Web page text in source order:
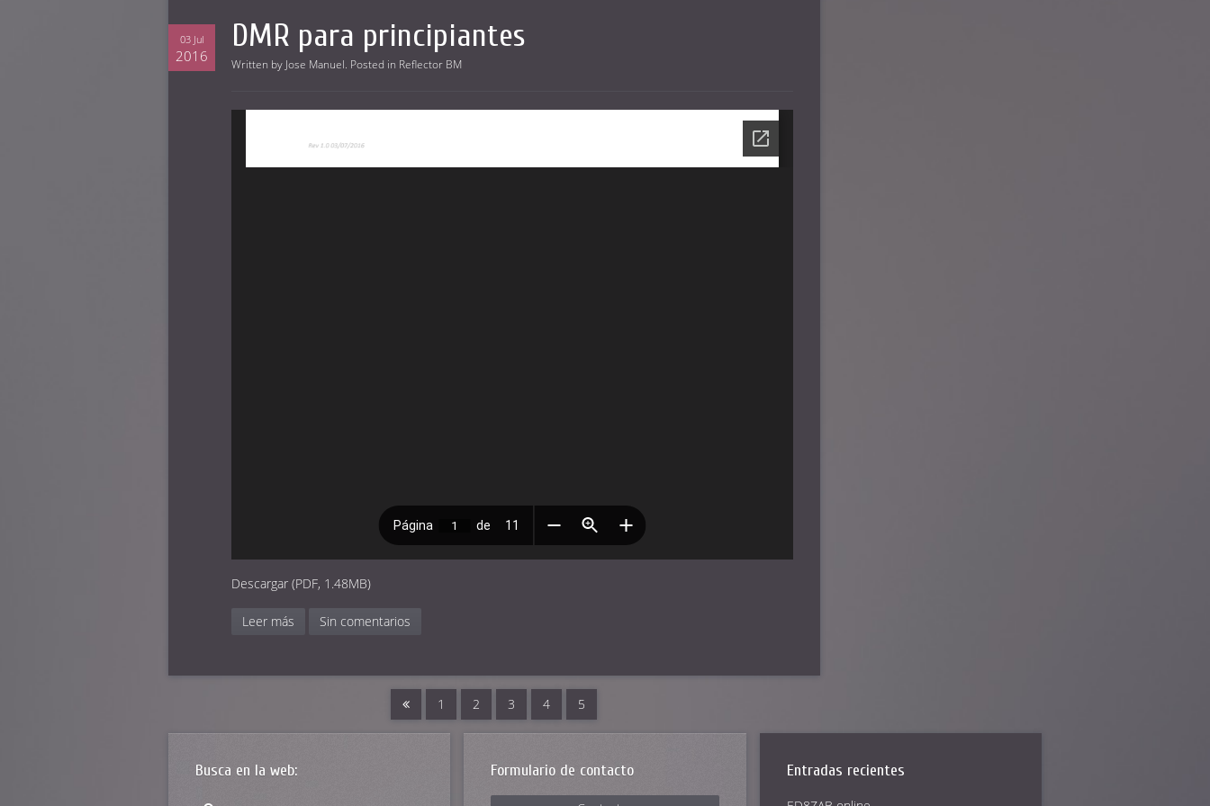
03 Jul
2016
DMR para principiantes
Written by Jose Manuel. Posted in Reflector BM
Descargar (PDF, 1.48MB)
Leer más Sin comentarios
1 2 3 4 5
Busca en la web: Formulario de contacto Entradas recientes